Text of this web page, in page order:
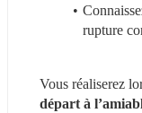
rupture
Vous réaliserez
départ à